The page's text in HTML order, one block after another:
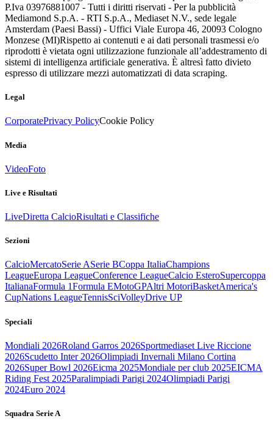
P.Iva 03976881007 - Tutti i diritti riservati - Per la pubblicità
Mediamond S.p.A. - RTI S.p.A., Mediaset N.V., sede legale
Amsterdam (Paesi Bassi) - Uffici Viale Europa 46, 20093 Cologno
Monzese (MI)Rispetto ai contenuti e ai dati personali trasmessi e/o
riprodotti è vietata ogni utilizzazione funzionale all’addestramento di
sistemi di intelligenza artificiale generativa. È altresì fatto divieto
espresso di utilizzare mezzi automatizzati di data scraping.
Legal
CorporatePrivacy PolicyCookie Policy
Media
VideoFoto
Live e Risultati
LiveDiretta CalcioRisultati e Classifiche
Sezioni
CalcioMercatoSerie ASerie BCoppa ItaliaChampions
LeagueEuropa LeagueConference LeagueCalcio EsteroSupercoppa
ItalianaFormula 1Formula EMotoGPAltri MotoriBasketAmerica's
CupNations LeagueTennisSciVolleyDrive UP
Speciali
Mondiali 2026Roland Garros 2026Sportmediaset Live Riccione
2026Scudetto Inter 2026Olimpiadi Invernali Milano Cortina
2026Super Bowl 2026Eicma 2025Mondiale per club 2025EICMA
Riding Fest 2025Paralimpiadi Parigi 2024Olimpiadi Parigi
2024Euro 2024
Squadra Serie A